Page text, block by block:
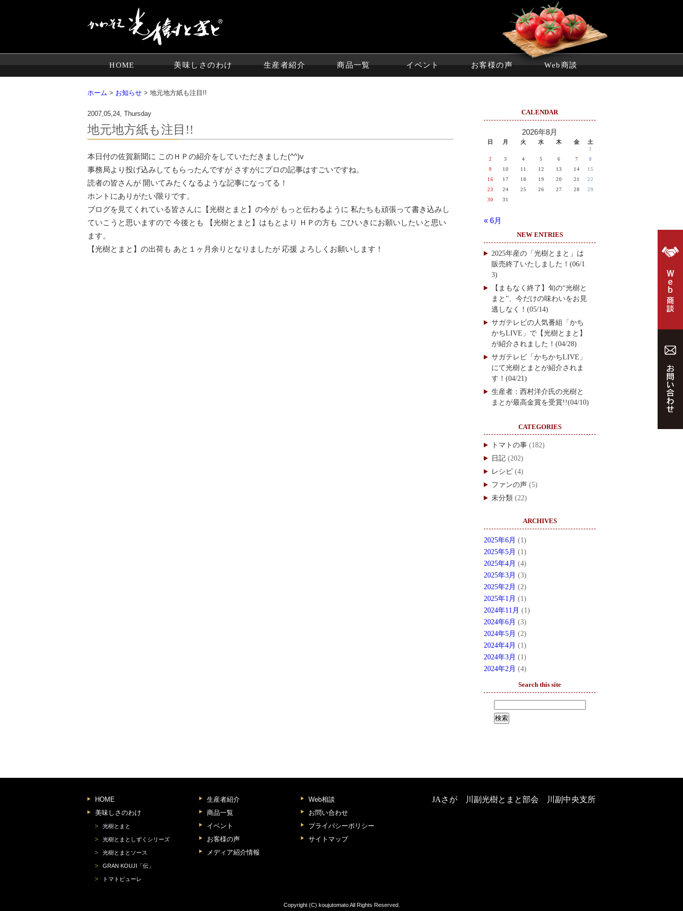
HOME 美味しさのわけ 生産者紹介 商品一覧 イベント お客様の声 Web商談
ホーム > お知らせ > 地元地方紙も注目!!
2007,05,24, Thursday
地元地方紙も注目!!
本日付の佐賀新聞に このＨＰの紹介をしていただきました(^^)v
事務局より投げ込みしてもらったんですが さすがにプロの記事はすごいですね。
読者の皆さんが 開いてみたくなるような記事になってる！
ホントにありがたい限りです。
ブログを見てくれている皆さんに【光樹とまと】の今が もっと伝わるように 私たちも頑張って書き込みし
ていこうと思いますので 今後とも 【光樹とまと】はもとより ＨＰの方も ごひいきにお願いしたいと思い
ます。
【光樹とまと】の出荷も あと１ヶ月余りとなりましたが 応援 よろしくお願いします！
CALENDAR
2026年8月
日 月 火 水 木 金 土
1
2
3 4 5 6 7
8
9
10 11 12 13 14
15
16
17 18 19 20 21
22
23
24 25 26 27 28
29
30
31
« 6月
NEW ENTRIES
2025年産の「光樹とまと」は
販売終了いたしました！(06/1
3)
【まもなく終了】旬の“光樹と
まと”、今だけの味わいをお見
逃しなく！(05/14)
サガテレビの人気番組「かち
かちLIVE」で【光樹とまと】
が紹介されました！(04/28)
サガテレビ「かちかちLIVE」
にて光樹とまとが紹介されま
す！(04/21)
生産者：西村洋介氏の光樹と
まとが最高金賞を受賞!!(04/10)
CATEGORIES
トマトの事 (182)
日記 (202)
レシピ (4)
ファンの声 (5)
未分類 (22)
ARCHIVES
2025年6月 (1)
2025年5月 (1)
2025年4月 (4)
2025年3月 (3)
2025年2月 (2)
2025年1月 (1)
2024年11月 (1)
2024年6月 (3)
2024年5月 (2)
2024年4月 (1)
2024年3月 (1)
2024年2月 (4)
Search this site
HOME
美味しさのわけ
光樹とまと
光樹とまとしずくシリーズ
光樹とまとソース
GRAN KOUJI「伝」
トマトピューレ
生産者紹介
商品一覧
イベント
お客様の声
メディア紹介情報
Web相談
お問い合わせ
プライバシーポリシー
サイトマップ
JAさが 川副光樹とまと部会 川副中央支所
Copyright (C) koujutomato All Rights Reserved.